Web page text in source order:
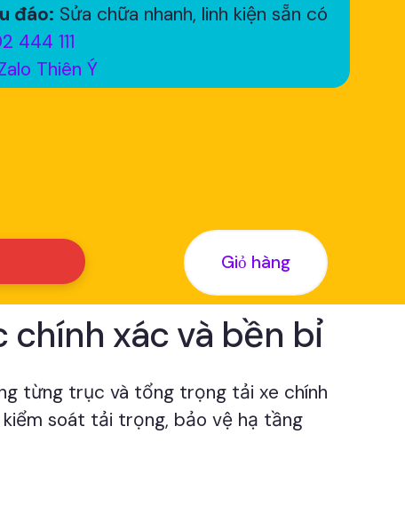
đáo: Sửa chữa nhanh, linh kiện sẵn có
444 111
Thiên Ý
Giỏ hàng
chính xác và bền bỉ
từng trục và tổng trọng tải xe chính
soát tải trọng, bảo vệ hạ tầng